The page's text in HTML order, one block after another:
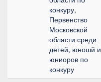
конкуру,
Первенство
Московской
области среди
детей, юношй и
юниоров по
конкуру